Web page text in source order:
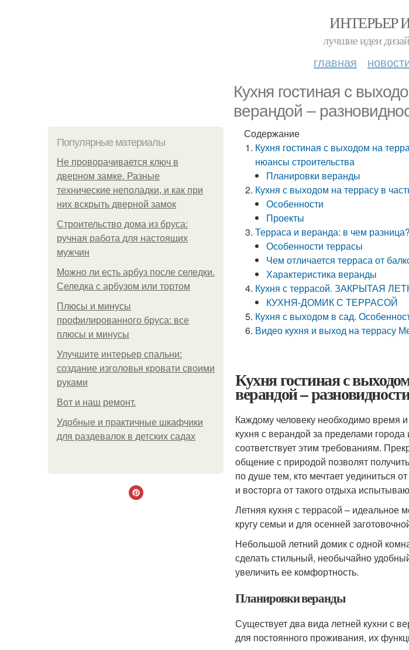
ИНТЕРЬЕР
лучшие идеи
главная
Кухня гостиная с
верандой –
Популярные материалы
Не проворачивается ключ в
дверном замке. Разные
технические неполадки, и как при
них вскрыть дверной замок
Строительство дома из бруса:
ручная работа для настоящих
мужчин
Можно ли есть арбуз после селедки.
Селедка с арбузом или тортом
Плюсы и минусы
профилированного бруса: все
плюсы и минусы
Улучшите интерьер спальни:
создание изголовья кровати своими
руками
Boт и наш ремoнт.
Удобные и практичные шкафчики
для раздевалок в детских садах
Содержание
Кухня гостиная с выходом на
нюансы строительства
Планировки веранды
Кухня с выходом на террасу в
Особенности
Проекты
Терраса и веранда: в чем разница?
Особенности террасы
Чем отличается терраса от
Характеристика веранды
Кухня с террасой. ЗАКРЫТАЯ
КУХНЯ-ДОМИК С ТЕРРАСОЙ
Кухня с выходом в сад.
Видео кухня и выход на террасу
Кухня гостиная с
верандой –
Каждому человеку необходимо время
кухня с верандой за пределами
соответствует этим требованиям.
общение с природой позволят
по душе тем, кто мечтает уединиться
и восторга от такого отдыха
Летняя кухня с террасой – идеальное
кругу семьи и для осенней
Небольшой летний домик с одной
сделать стильный, необычайно
увеличить ее комфортность.
Планировки веранды
Существует два вида летней кухни с
для постоянного проживания, их